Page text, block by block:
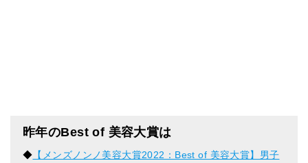
昨年のBest of 美容大賞は
◆ 【メンズノンノ美容大賞2022：Best of 美容大賞】男子